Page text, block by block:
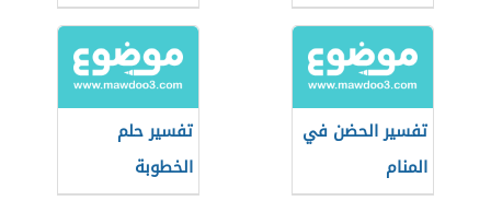
رمضان
تفسير الحضن في
المنام
تفسير حلم
الخطوبة